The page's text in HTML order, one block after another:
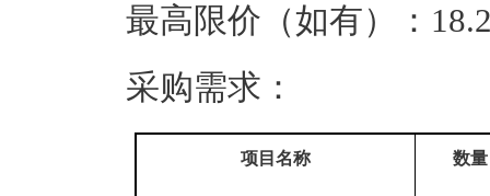
最高限价（如有）：
采购需求：
项目名称 数量